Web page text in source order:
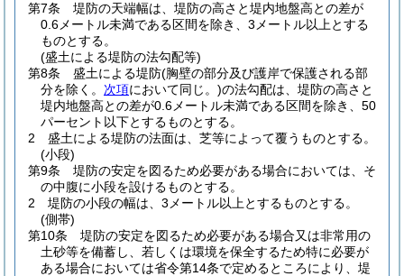
第7条
堤防の天端幅は、堤防の高さと堤内地盤高との差が
0.6メートル未満である区間を除き、3メートル以上とする
ものとする。
(盛土による堤防の法勾配等)
第8条
盛土による堤防(胸壁の部分及び護岸で保護される部
分を除く。 次項において同じ。)の法勾配は、堤防の高さと
堤内地盤高との差が0.6メートル未満である区間を除き、50
パーセント以下とするものとする。
2
盛土による堤防の法面は、芝等によって覆うものとする。
(小段)
第9条
堤防の安定を図るため必要がある場合においては、そ
の中腹に小段を設けるものとする。
2
堤防の小段の幅は、3メートル以上とするものとする。
(側帯)
第10条
堤防の安定を図るため必要がある場合又は非常用の
土砂等を備蓄し、若しくは環境を保全するため特に必要が
ある場合においては省令第14条で定めるところにより、堤